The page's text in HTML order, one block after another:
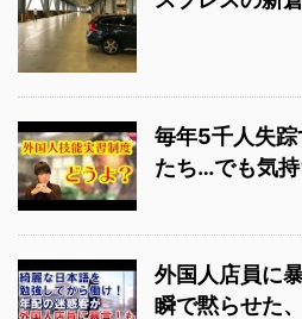
毎年5千人失
たち…でも気
外国人店員に
瞬で黙らせた